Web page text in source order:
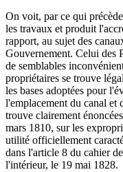
On voit, par ce qui
les travaux et produit
rapport, au sujet des
Gouvernement. Celui des
de semblables
propriétaires se trouve
les bases adoptées pour
l'emplacement du canal et
trouve clairement
mars 1810, sur les
utilité officiellement
dans l'article 8 du cahier
l'intérieur, le 19 mai 1828.